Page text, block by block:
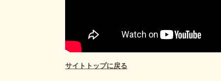
サイトトップに戻る